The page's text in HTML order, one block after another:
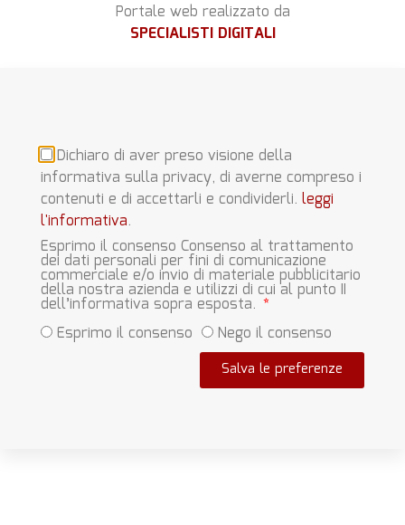
Portale web realizzato da
SPECIALISTI DIGITALI
Dichiaro di aver preso visione della
informativa sulla privacy, di averne compreso i
contenuti e di accettarli e condividerli. leggi
l'informativa.
Esprimo il consenso Consenso al trattamento
dei dati personali per fini di comunicazione
commerciale e/o invio di materiale pubblicitario
della nostra azienda e utilizzi di cui al punto II
dell’informativa sopra esposta.
Esprimo il consenso
Nego il consenso
Salva le preferenze